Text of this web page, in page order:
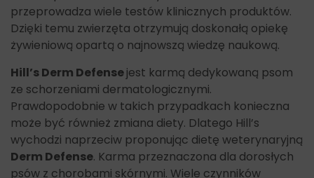
przeprowadza wiele testów klinicznych produktów.
Dzięki temu zwierzęta otrzymują doskonałą opiekę
żywieniową opartą o najnowszą wiedzę naukową.
Hill’s Derm Defensejest karmą dedykowaną psom
ze schorzeniami dermatologicznymi.
Prawdopodobnie w takich przypadkach konieczna
może być również zmiana diety. Dlatego Hill’s
wychodzi naprzeciw proponując dietę weterynaryjną
Derm Defense. Karma przeznaczona dla dorosłych
psów z chorobami skórnymi. Wiele czynników